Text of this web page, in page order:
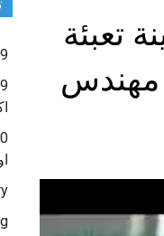
تعبئة
كود 903 ماركة مهندس
9 – ماكينات تعبئة حبوب و حبيبات و بودر شديد النعومة